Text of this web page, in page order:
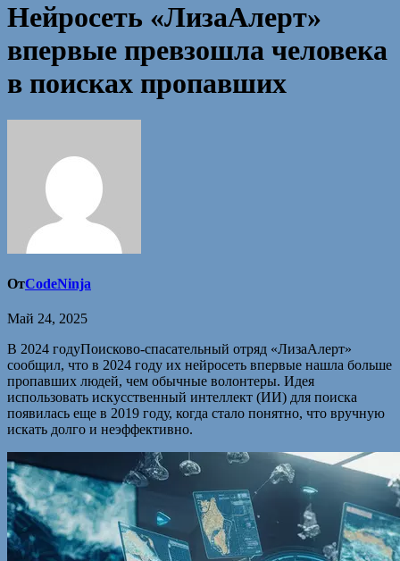
Нейросеть «ЛизаАлерт»
впервые превзошла человека
в поисках пропавших
ОтCodeNinja
Май 24, 2025
В 2024 годуПоисково-спасательный отряд «ЛизаАлерт»
сообщил, что в 2024 году их нейросеть впервые нашла больше
пропавших людей, чем обычные волонтеры. Идея
использовать искусственный интеллект (ИИ) для поиска
появилась еще в 2019 году, когда стало понятно, что вручную
искать долго и неэффективно.